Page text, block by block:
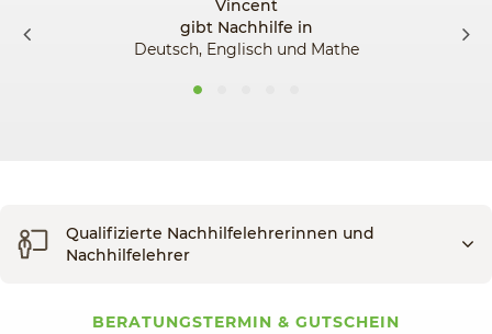
Vincent
gibt Nachhilfe in
Deutsch, Englisch und Mathe
Qualifizierte Nachhilfelehrerinnen und
Nachhilfelehrer
BERATUNGSTERMIN & GUTSCHEIN